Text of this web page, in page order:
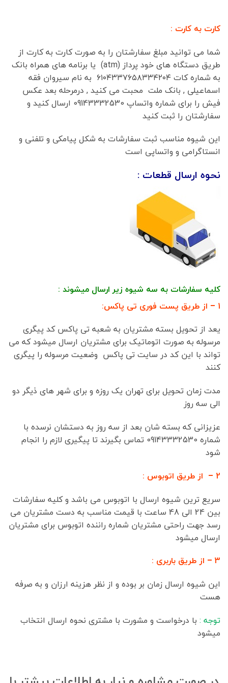
کارت به کارت :
شما می توانید مبلغ سفارشتان را به صورت کارت به کارت از
طریق دستگاه های خود پرداز (atm) یا برنامه های همراه بانک
به شماره کات ۶۱۰۴۳۳۷۶۵۸۳۳۴۲۰۴ به نام سیروان فقه
اسماعیلی , بانک ملت محبت می کنید , درمرحله بعد عکس
فیش را برای شماره واتساپ 09143332530 ارسال کنید و
سفارشتان را ثبت کنید
این شیوه مناسب ثبت سفارشات به شکل پیامکی و تلفنی و
انستاگرامی و واتساپی است
نحوه ارسال قطعات :
کلیه سفارشات به سه شیوه زیر ارسال میشوند :
1 – از طریق پست فوری تی پاکس:
یعد از تحویل بسته مشتریان به شعبه تی پاکس کد پیگری
مرسوله به صورت اتوماتیک برای مشتریان ارسال میشود که می
تواند با این کد در سایت تی پاکس وضعیت مرسوله را پیگری
کنند
مدت زمان تحویل برای تهران یک روزه و برای شهر های ذیگر دو
الی سه روز
عزیزانی که بسته شان بعد از سه روز به دستشان نرسده با
شماره 09143332530 تماس بگیرند تا پیگیری لازم را انجام
شود
2 – از طریق اتوبوس :
سریع ترین شیوه ارسال با اتوبوس می باشد و کلیه سفارشات
بین 24 الی 48 ساعت با قیمت مناسب به دست مشتریان می
رسد جهت راحتی مشتریان شماره راننده اتوبوس برای مشتریان
ارسال میشود
3 – از طریق باربری :
این شیوه ارسال زمان بر بوده و از نظر هزینه ارزان و به صرفه
هست
توجه : با درخواست و مشورت با مشتری نحوه ارسال انتخاب
میشود